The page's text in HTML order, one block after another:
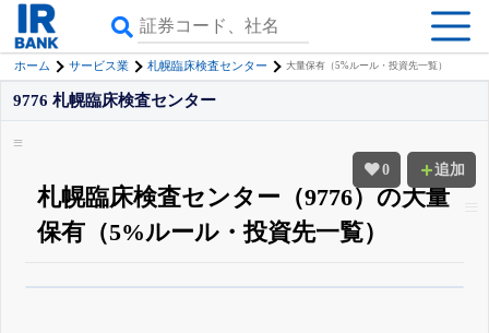
ホーム サービス業 札幌臨床検査センター 大量保有（5%ルール・投資先一覧）
0 追加
9776 札幌臨床検査センター
札幌臨床検査センター（9776）の大量
保有（5%ルール・投資先一覧）